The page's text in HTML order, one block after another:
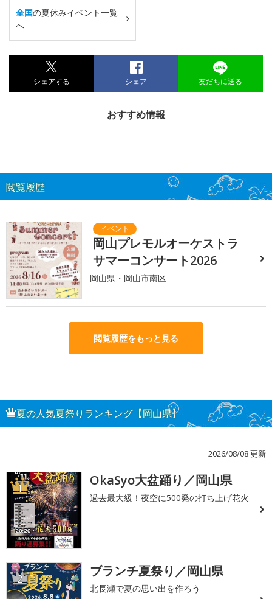
全国の夏休みイベント一覧
へ
シェアする シェア 友だちに送る
おすすめ情報
閲覧履歴
岡山プレモルオーケストラ
サマーコンサート2026
岡山県・岡山市南区
閲覧履歴をもっと見る
夏の人気夏祭りランキング【岡山県】
2026/08/08 更新
1 OkaSyo大盆踊り／岡山県
過去最大級！夜空に500発の打ち上げ花火
2 ブランチ夏祭り／岡山県
北長瀬で夏の思い出を作ろう